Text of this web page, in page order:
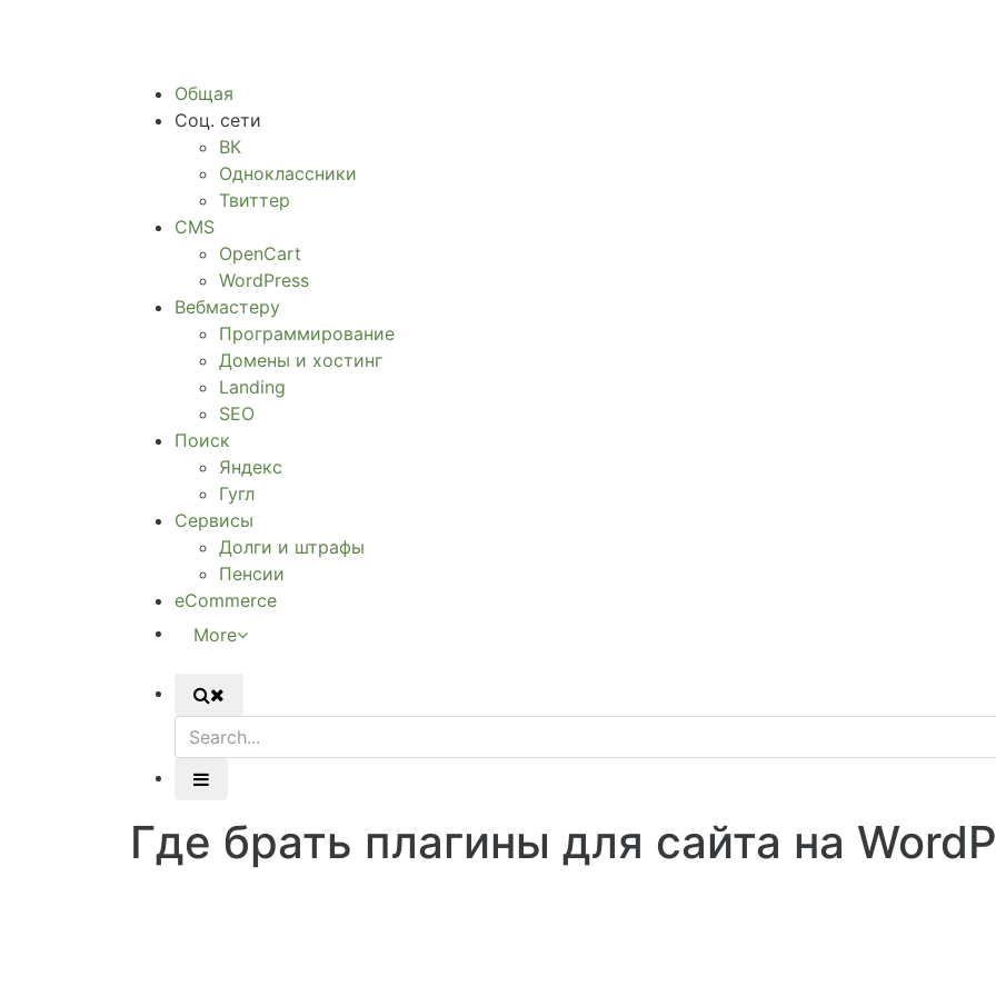
Общая
Соц. сети
ВК
Одноклассники
Твиттер
CMS
OpenCart
WordPress
Вебмастеру
Программирование
Домены и хостинг
Landing
SEO
Поиск
Яндекс
Гугл
Сервисы
Долги и штрафы
Пенсии
eCommerce
More
Где брать плагины для сайта на